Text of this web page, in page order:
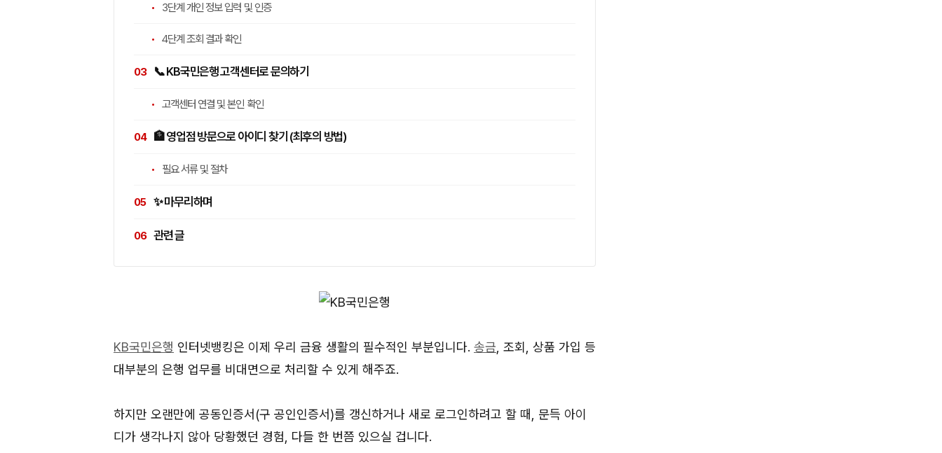
3단계 개인 정보 입력 및 인증
4단계 조회 결과 확인
📞 KB국민은행 고객센터로 문의하기
고객센터 연결 및 본인 확인
🏦 영업점 방문으로 아이디 찾기 (최후의 방법)
필요 서류 및 절차
✨ 마무리하며
관련 글
KB국민은행 인터넷뱅킹은 이제 우리 금융 생활의 필수적인 부분입니다. 송금, 조회, 상품 가입 등
대부분의 은행 업무를 비대면으로 처리할 수 있게 해주죠.
하지만 오랜만에 공동인증서(구 공인인증서)를 갱신하거나 새로 로그인하려고 할 때, 문득 아이
디가 생각나지 않아 당황했던 경험, 다들 한 번쯤 있으실 겁니다.